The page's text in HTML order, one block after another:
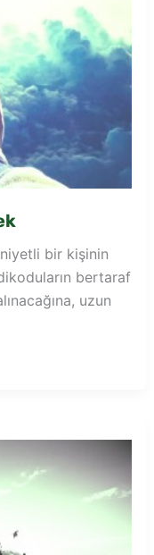
bir kişinin
bertaraf
uzun